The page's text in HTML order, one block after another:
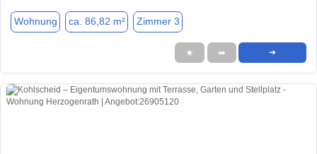
Wohnung ca. 86,82 m² Zimmer 3
★ ➦ ➜